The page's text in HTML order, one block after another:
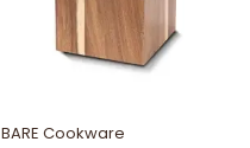
BARE Cookware